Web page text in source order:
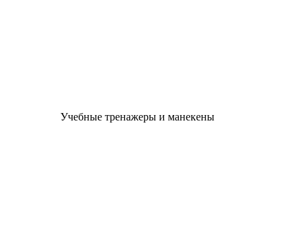
Учебные тренажеры и манекены